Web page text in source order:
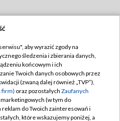
TVP
TVP
prywatności
zgody
aby wyrazić zgody na
śledzenia i zbierania danych,
końcowym i ich
Twoich danych osobowych przez
(zwaną dalej również „TVP”),
firm) oraz pozostałych Zaufanych
marketingowych (w tym do
do Twoich zainteresowań i
które wskazujemy poniżej, a